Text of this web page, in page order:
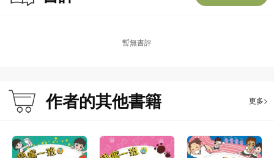
暫無書評
作者的其他書籍 更多>